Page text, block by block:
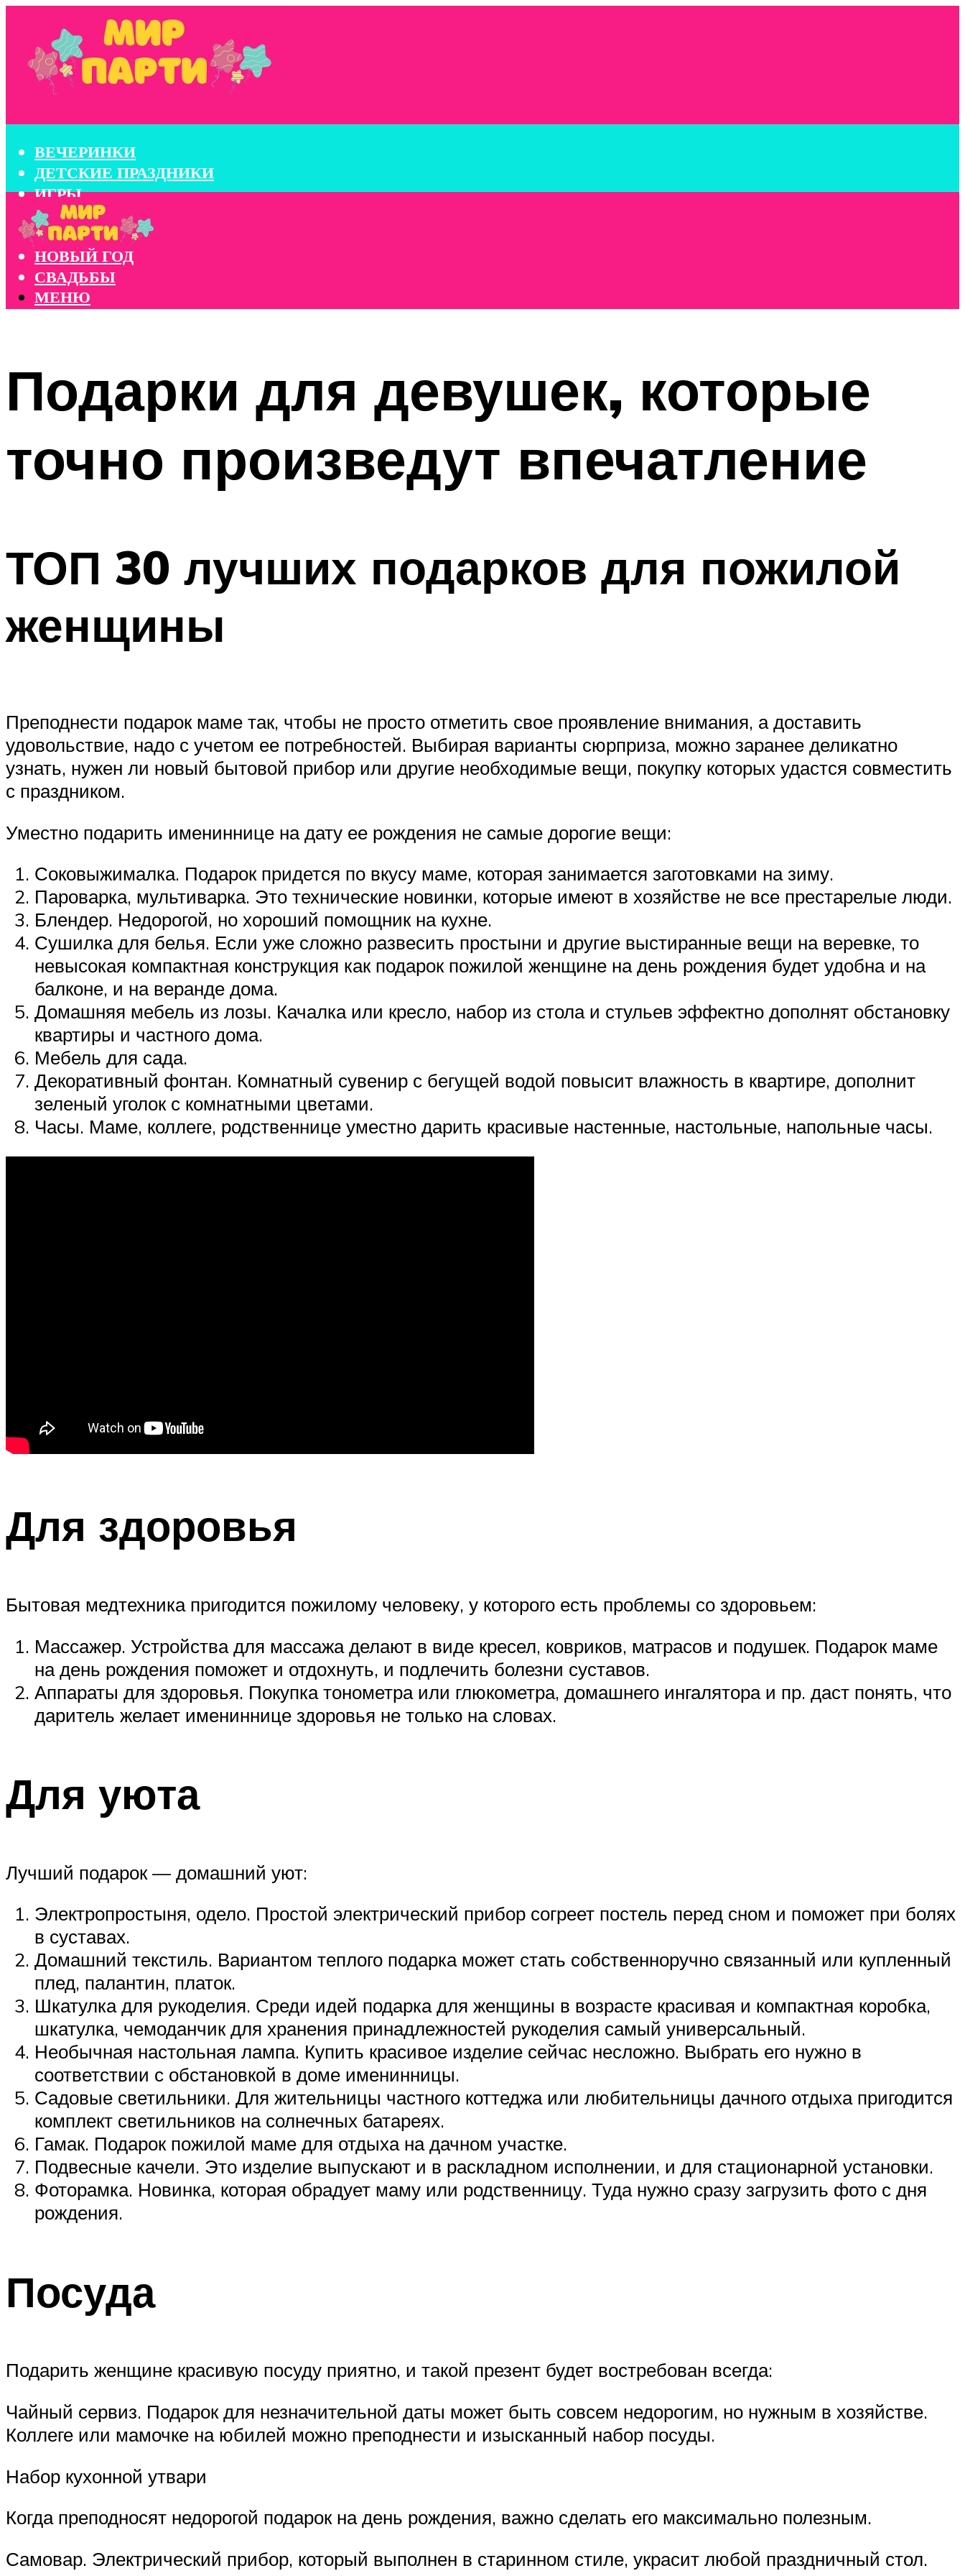
ВЕЧЕРИНКИ
ДЕТСКИЕ ПРАЗДНИКИ
ИГРЫ
КОНКУРСЫ
КОРПОРАТИВЫ
НОВЫЙ ГОД
СВАДЬБЫ
МЕНЮ
Подарки для девушек, которые
точно произведут впечатление
ТОП 30 лучших подарков для пожилой
женщины
Преподнести подарок маме так, чтобы не просто отметить свое проявление внимания, а доставить
удовольствие, надо с учетом ее потребностей. Выбирая варианты сюрприза, можно заранее деликатно
узнать, нужен ли новый бытовой прибор или другие необходимые вещи, покупку которых удастся совместить
с праздником.
Уместно подарить имениннице на дату ее рождения не самые дорогие вещи:
Соковыжималка. Подарок придется по вкусу маме, которая занимается заготовками на зиму.
Пароварка, мультиварка. Это технические новинки, которые имеют в хозяйстве не все престарелые люди.
Блендер. Недорогой, но хороший помощник на кухне.
Сушилка для белья. Если уже сложно развесить простыни и другие выстиранные вещи на веревке, то
невысокая компактная конструкция как подарок пожилой женщине на день рождения будет удобна и на
балконе, и на веранде дома.
Домашняя мебель из лозы. Качалка или кресло, набор из стола и стульев эффектно дополнят обстановку
квартиры и частного дома.
Мебель для сада.
Декоративный фонтан. Комнатный сувенир с бегущей водой повысит влажность в квартире, дополнит
зеленый уголок с комнатными цветами.
Часы. Маме, коллеге, родственнице уместно дарить красивые настенные, настольные, напольные часы.
Для здоровья
Бытовая медтехника пригодится пожилому человеку, у которого есть проблемы со здоровьем:
Массажер. Устройства для массажа делают в виде кресел, ковриков, матрасов и подушек. Подарок маме
на день рождения поможет и отдохнуть, и подлечить болезни суставов.
Аппараты для здоровья. Покупка тонометра или глюкометра, домашнего ингалятора и пр. даст понять, что
даритель желает имениннице здоровья не только на словах.
Для уюта
Лучший подарок — домашний уют:
Электропростыня, одело. Простой электрический прибор согреет постель перед сном и поможет при болях
в суставах.
Домашний текстиль. Вариантом теплого подарка может стать собственноручно связанный или купленный
плед, палантин, платок.
Шкатулка для рукоделия. Среди идей подарка для женщины в возрасте красивая и компактная коробка,
шкатулка, чемоданчик для хранения принадлежностей рукоделия самый универсальный.
Необычная настольная лампа. Купить красивое изделие сейчас несложно. Выбрать его нужно в
соответствии с обстановкой в доме именинницы.
Садовые светильники. Для жительницы частного коттеджа или любительницы дачного отдыха пригодится
комплект светильников на солнечных батареях.
Гамак. Подарок пожилой маме для отдыха на дачном участке.
Подвесные качели. Это изделие выпускают и в раскладном исполнении, и для стационарной установки.
Фоторамка. Новинка, которая обрадует маму или родственницу. Туда нужно сразу загрузить фото с дня
рождения.
Посуда
Подарить женщине красивую посуду приятно, и такой презент будет востребован всегда:
Чайный сервиз. Подарок для незначительной даты может быть совсем недорогим, но нужным в хозяйстве.
Коллеге или мамочке на юбилей можно преподнести и изысканный набор посуды.
Набор кухонной утвари
Когда преподносят недорогой подарок на день рождения, важно сделать его максимально полезным.
Самовар. Электрический прибор, который выполнен в старинном стиле, украсит любой праздничный стол.